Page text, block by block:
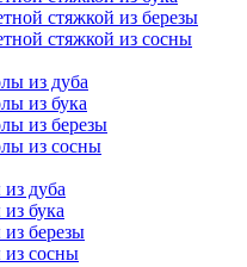
стяжкой из березы
стяжкой из сосны
из дуба
из бука
из березы
из сосны
дуба
бука
березы
сосны